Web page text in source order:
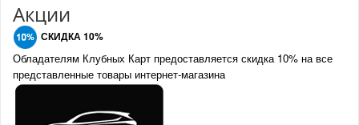
Акции
СКИДКА 10%
Обладателям Клубных Карт предоставляется скидка 10% на все
представленные товары интернет-магазина